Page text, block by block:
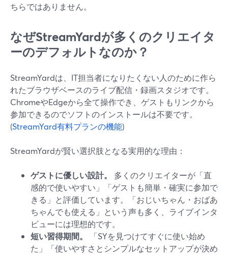
ちらではありません。
なぜStreamYardが多くのクリエイタ
ーのデフォルトなのか？
StreamYardは、IT担当者になりたくない人のために作ら
れたブラウザベースのライブ配信・録画スタジオです。
ChromeやEdgeから全て操作でき、ゲストもリンクから
参加できるのでソフトのインストールは不要です。
(StreamYard有料プランの機能)
StreamYardが賢い選択肢となる実用的な理由：
ゲストに優しい設計。
多くのクリエイターが「直
感的で使いやすい」「ゲストも簡単・確実に参加で
きる」と評価しています。「おじいちゃん・おばあ
ちゃんでも使える」という声も多く、ライブインタ
ビューには理想的です。
短い習得期間。
「SYを見つけてすぐに使い始め
た」「使いやすさとシンプルなセットアップが決め